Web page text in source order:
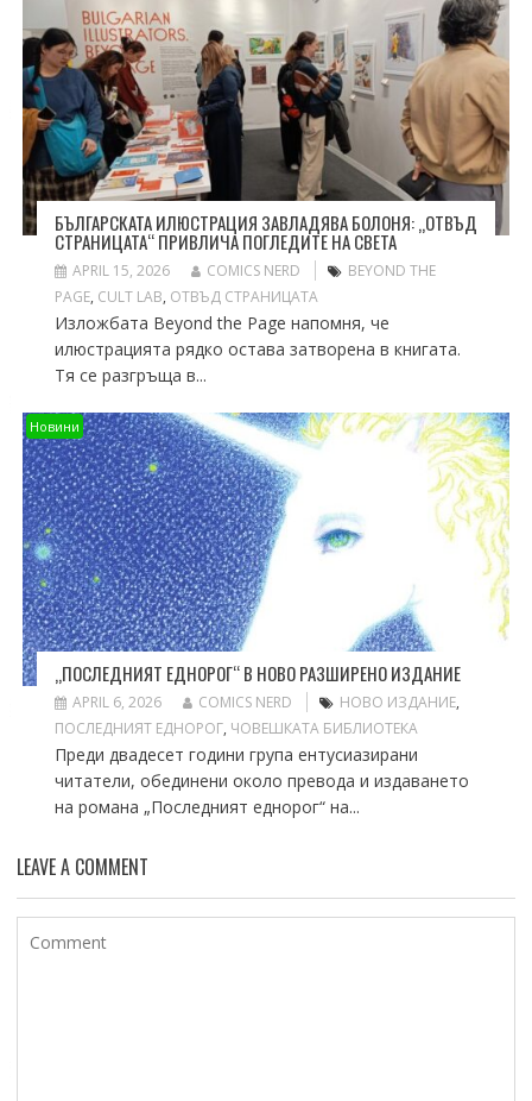
БЪЛГАРСКАТА ИЛЮСТРАЦИЯ ЗАВЛАДЯВА БОЛОНЯ: „ОТВЪД
СТРАНИЦАТА“ ПРИВЛИЧА ПОГЛЕДИТЕ НА СВЕТА
APRIL 15, 2026 COMICS NERD
BEYOND THE
PAGE, CULT LAB, ОТВЪД СТРАНИЦАТА
Изложбата Beyond the Page напомня, че
илюстрацията рядко остава затворена в книгата.
Тя се разгръща в...
Новини
„ПОСЛЕДНИЯТ ЕДНОРОГ“ В НОВО РАЗШИРЕНО ИЗДАНИЕ
APRIL 6, 2026 COMICS NERD НОВО ИЗДАНИЕ,
ПОСЛЕДНИЯТ ЕДНОРОГ, ЧОВЕШКАТА БИБЛИОТЕКА
Преди двадесет години група ентусиазирани
читатели, обединени около превода и издаването
на романа „Последният еднорог“ на...
LEAVE A COMMENT